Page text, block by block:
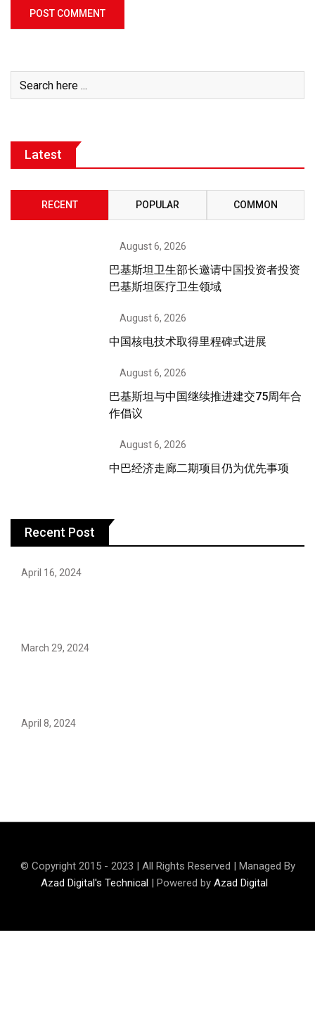
Latest
RECENT POPULAR COMMON
August 6, 2026
巴基斯坦卫生部长邀请中国投资者投资
巴基斯坦医疗卫生领域
August 6, 2026
中国核电技术取得里程碑式进展
August 6, 2026
巴基斯坦与中国继续推进建交75周年合
作倡议
August 6, 2026
中巴经济走廊二期项目仍为优先事项
Recent Post
April 16, 2024
March 29, 2024
April 8, 2024
© Copyright 2015 - 2023 | All Rights Reserved | Managed By
Azad Digital's Technical | Powered by Azad Digital